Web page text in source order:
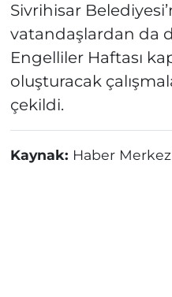
Sivrihisar
vatandaşlardan da
Engelliler Haftası
oluşturacak
çekildi.
Kaynak: Haber